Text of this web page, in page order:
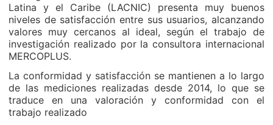
Latina y el Caribe (LACNIC) presenta muy buenos
niveles de satisfacción entre sus usuarios, alcanzando
valores muy cercanos al ideal, según el trabajo de
investigación realizado por la consultora internacional
MERCOPLUS.
La conformidad y satisfacción se mantienen a lo largo
de las mediciones realizadas desde 2014, lo que se
traduce en una valoración y conformidad con el
trabajo realizado